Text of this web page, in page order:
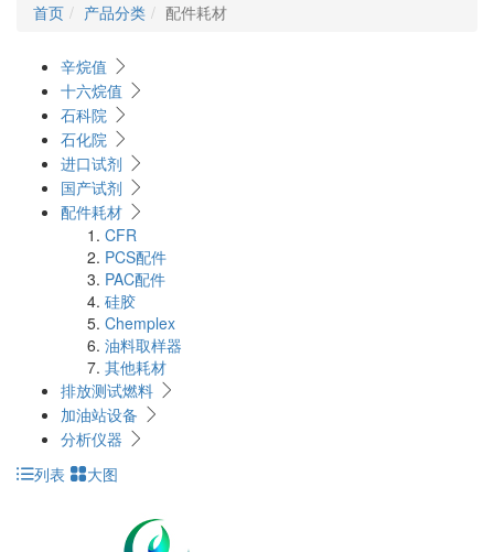
首页 产品分类 配件耗材
辛烷值
十六烷值
石科院
石化院
进口试剂
国产试剂
配件耗材
CFR
PCS配件
PAC配件
硅胶
Chemplex
油料取样器
其他耗材
排放测试燃料
加油站设备
分析仪器
列表
大图